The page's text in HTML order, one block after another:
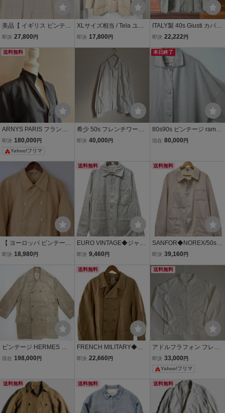
美品【 イギリス ビンテー
ジ 】コットン 生成り フー
パーカー / エクリュ系 / ブ
ルゾン フランス 古着 英国
即決 27,800 円
XLサイズ相当 / Tela ユー
ロ ヨーロッパ 年代不明 ビ
ト 生成り アイボリー ネッ
プ ファクトリー系 古着
即決 17,800 円
ITALY製 40s Giusti カバー
オール ワークジャケット
代 EURO VINTAGE ユー
ロビンテージ ヴィンテー
ジ 古着
即決 22,222 円
送料無料
ARNYS PARIS フランス
製 シルク リネン ジャケ
ット 50 アルニス 黒 ブ
ラック
即決 180,000 円
Yahoo!フリマ
希少 50s フレンチワーク
ワークジャケット カバー
ntage ビンテージ ヘリン
ボーン
即決 40,000 円
本日終了
80s90s ビンテージ ramo
wear ラモウェア Anne M
ランス製
現在 80,000 円
【 ヨーロッパ ビンテージ
】コットン ダブルブレス
ール ジャケット / イエロ
ーベージュ系 / 52/ フラン
ス ワーク
即決 18,980 円
送料無料
EURO VINTAGE◆ジャケ
ット/50/コットン/WHT/無
即決 9,460 円
送料無料
SANFOR◆NOREX/50s/
フレンチワーク/フランス
即決 39,160 円
ビンテージ HERMES エ
ルメス フランス製 ピグス
イズ52 ナチュラル カラー
80S 90S 革
現在 198,000 円
送料無料
FRENCH MILITARY◆カ
バーオール/60/コットン/C
即決 22,660 円
送料無料
アドルフラフォン フレン
チワークジャケット50〜6
0's フランス製
即決 33,000 円
Yahoo!フリマ
送料無料 送料無料 送料無料